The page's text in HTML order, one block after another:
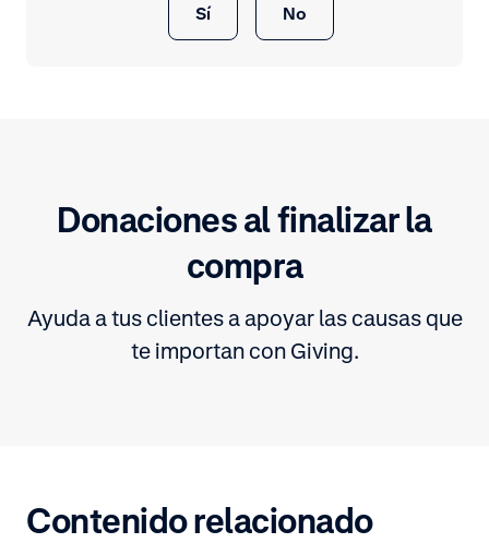
Sí No
Donaciones al finalizar la
compra
Ayuda a tus clientes a apoyar las causas que
te importan con Giving.
Contenido relacionado